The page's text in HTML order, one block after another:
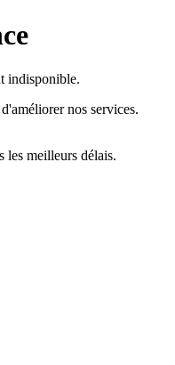
indisponible.
nos services.
les meilleurs délais.